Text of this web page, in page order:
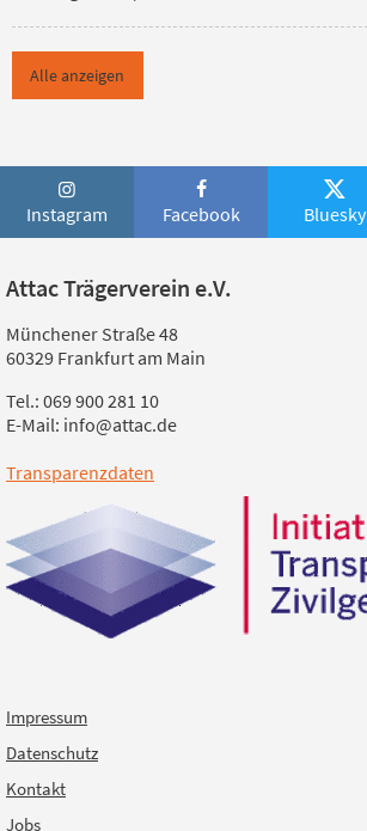
Alle anzeigen
Instagram Facebook Bluesky
Attac Trägerverein e.V.
Münchener Straße 48
60329 Frankfurt am Main
Tel.: 069 900 281 10
E-Mail: info@attac.de
Transparenzdaten
Impressum
Datenschutz
Kontakt
Jobs